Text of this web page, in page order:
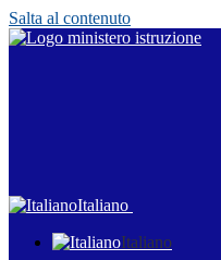
Salta al contenuto
Italiano
Italiano